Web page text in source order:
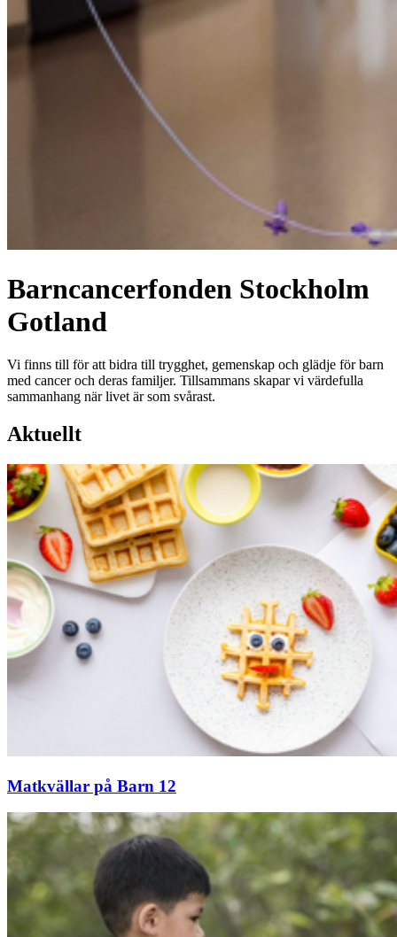
Barncancerfonden Stockholm
Gotland
Vi finns till för att bidra till trygghet, gemenskap och glädje för barn
med cancer och deras familjer. Tillsammans skapar vi värdefulla
sammanhang när livet är som svårast.
Aktuellt
Matkvällar på Barn 12